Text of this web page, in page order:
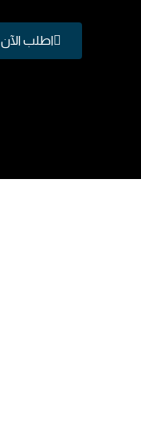
اطلب الآن